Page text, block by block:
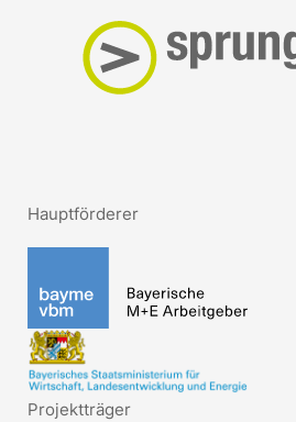
Hauptförderer
Projektträger